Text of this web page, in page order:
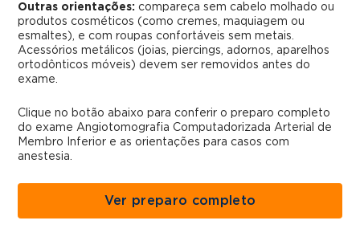
Outras orientações: compareça sem cabelo molhado ou
produtos cosméticos (como cremes, maquiagem ou
esmaltes), e com roupas confortáveis sem metais.
Acessórios metálicos (joias, piercings, adornos, aparelhos
ortodônticos móveis) devem ser removidos antes do
exame.
Clique no botão abaixo para conferir o preparo completo
do exame Angiotomografia Computadorizada Arterial de
Membro Inferior e as orientações para casos com
anestesia.
Ver preparo completo